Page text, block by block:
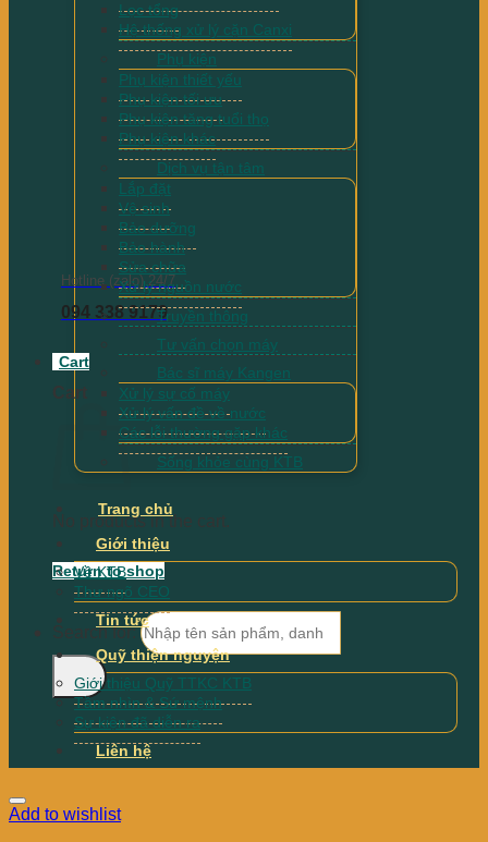
Hotline (zalo) 24/7
094 338 9179
Cart
Cart
No products in the cart.
Return to shop
Search for:
Lọc tổng
Hệ thống xử lý cặn Canxi
Phụ kiện
Phụ kiện thiết yếu
Phụ kiện tối ưu
Phụ kiện tăng tuổi thọ
Phụ kiện khác
Dịch vụ tận tâm
Lắp đặt
Vệ sinh
Bảo dưỡng
Bảo hành
Sửa chữa
Xử lý nguồn nước
Truyền thông
Tư vấn chọn máy
Bác sĩ máy Kangen
Xử lý sự cố máy
Xử lý vấn đề về nước
Các lỗi thường gặp khác
Sống khỏe cùng KTB
Trang chủ
Giới thiệu
Về KTB
Thư ngõ CEO
Tin tức
Quỹ thiện nguyện
Giới thiệu Quỹ TTKC KTB
Tầm nhìn & Sứ mệnh
Sự kiện đã diễn ra
Liên hệ
Add to wishlist